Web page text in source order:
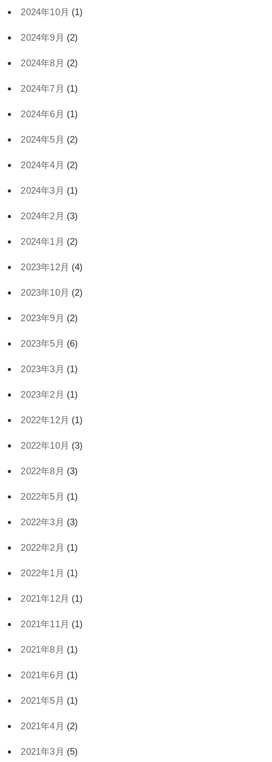
2024年10月 (1)
2024年9月 (2)
2024年8月 (2)
2024年7月 (1)
2024年6月 (1)
2024年5月 (2)
2024年4月 (2)
2024年3月 (1)
2024年2月 (3)
2024年1月 (2)
2023年12月 (4)
2023年10月 (2)
2023年9月 (2)
2023年5月 (6)
2023年3月 (1)
2023年2月 (1)
2022年12月 (1)
2022年10月 (3)
2022年8月 (3)
2022年5月 (1)
2022年3月 (3)
2022年2月 (1)
2022年1月 (1)
2021年12月 (1)
2021年11月 (1)
2021年8月 (1)
2021年6月 (1)
2021年5月 (1)
2021年4月 (2)
2021年3月 (5)